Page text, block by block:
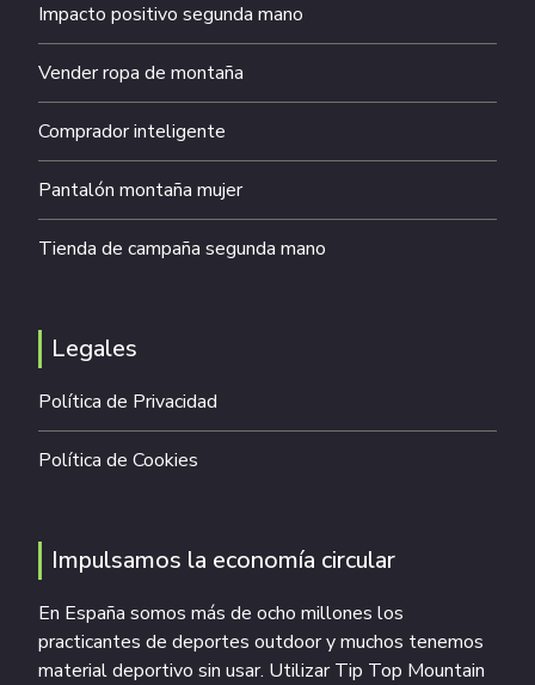
Impacto positivo segunda mano
Vender ropa de montaña
Comprador inteligente
Pantalón montaña mujer
Tienda de campaña segunda mano
Legales
Política de Privacidad
Política de Cookies
Impulsamos la economía circular
En España somos más de ocho millones los
practicantes de deportes outdoor y muchos tenemos
material deportivo sin usar. Utilizar Tip Top Mountain